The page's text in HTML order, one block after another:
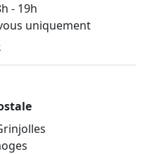
- 19h
uniquement